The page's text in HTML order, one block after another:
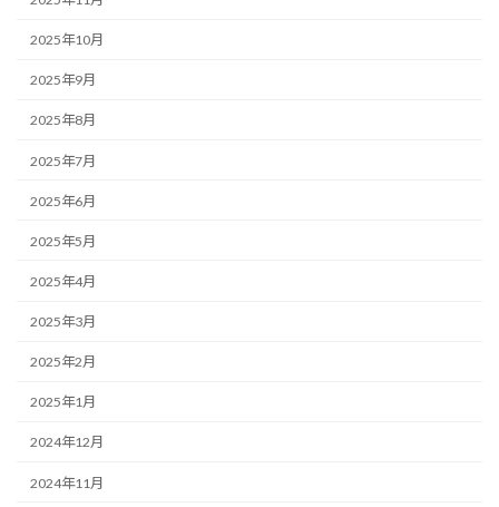
2025年10月
2025年9月
2025年8月
2025年7月
2025年6月
2025年5月
2025年4月
2025年3月
2025年2月
2025年1月
2024年12月
2024年11月